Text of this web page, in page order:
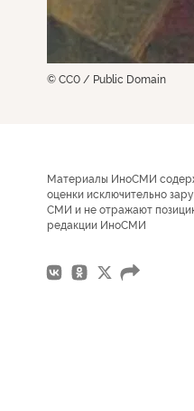
© CC0 / Public Domain
Материалы ИноСМИ
оценки исключительно
СМИ и не отражают
редакции ИноСМИ